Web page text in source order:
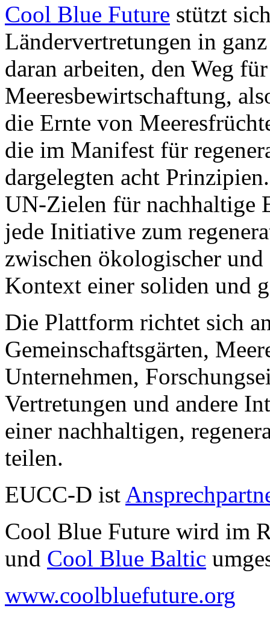
Cool Blue Future stützt
Ländervertretungen in
daran arbeiten, den Weg
Meeresbewirtschaftung,
die Ernte von
die im Manifest für
dargelegten acht
UN-Zielen für nachhaltige
jede Initiative zum
zwischen ökologischer
Kontext einer soliden und
Die Plattform richtet sich
Gemeinschaftsgärten,
Unternehmen,
Vertretungen und andere
einer nachhaltigen,
teilen.
EUCC-D ist
Cool Blue Future wird im
und Cool Blue Baltic
www.coolbluefuture.org